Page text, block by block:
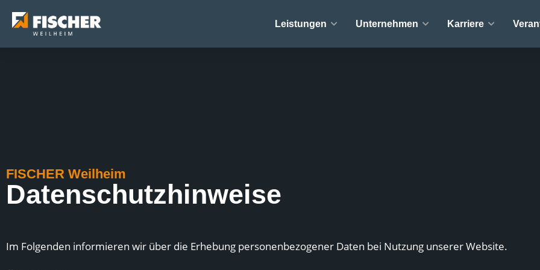
Leistungen Unternehmen Karriere
FISCHER Weilheim
Datenschutzhinweise
Im Folgenden informieren wir über die Erhebung personenbezogener Daten bei Nutzung unserer Website.